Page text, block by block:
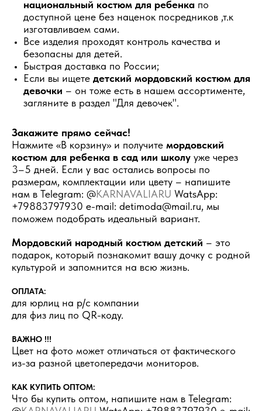
национальный костюм для ребенка по
доступной цене без наценок посредников ,т.к
изготавливаем сами.
Все изделия проходят контроль качества и
безопасны для детей.
Быстрая доставка по России;
Если вы ищете детский мордовский костюм для
девочки – он тоже есть в нашем ассортименте,
загляните в раздел "Для девочек".
Закажите прямо сейчас!
Нажмите «В корзину» и получите мордовский
костюм для ребенка в сад или школу уже через
3–5 дней. Если у вас остались вопросы по
размерам, комплектации или цвету – напишите
нам в Telegram: @KARNAVALIARU WatsApp:
+79883797930 e-mail: detimoda@mail.ru, мы
поможем подобрать идеальный вариант.
Мордовский народный костюм детский – это
подарок, который познакомит вашу дочку с родной
культурой и запомнится на всю жизнь.
ОПЛАТА:
для юрлиц на р/с компании
для физ лиц по QR-коду.
ВАЖНО !!!
Цвет на фото может отличаться от фактического
из-за разной цветопередачи мониторов.
КАК КУПИТЬ ОПТОМ:
Что бы купить оптом, напишите нам в Telegram: